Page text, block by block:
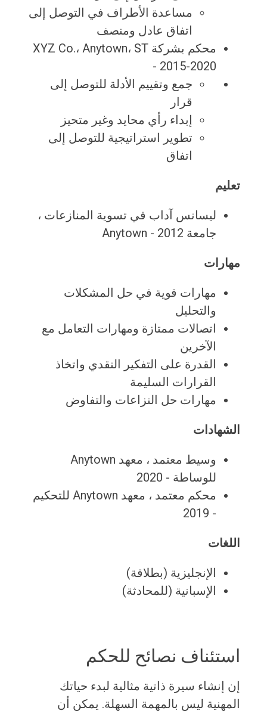
مساعدة الأطراف في التوصل إلى
اتفاق عادل ومنصف
محكم بشركة XYZ Co.، Anytown، ST
- 2015-2020
جمع وتقييم الأدلة للتوصل إلى
قرار
إبداء رأي محايد وغير متحيز
تطوير استراتيجية للتوصل إلى
اتفاق
تعليم
ليسانس آداب في تسوية المنازعات ،
جامعة Anytown - 2012
مهارات
مهارات قوية في حل المشكلات
والتحليل
اتصالات ممتازة ومهارات التعامل مع
الآخرين
القدرة على التفكير النقدي واتخاذ
القرارات السليمة
مهارات حل النزاعات والتفاوض
الشهادات
وسيط معتمد ، معهد Anytown
للوساطة - 2020
محكم معتمد ، معهد Anytown للتحكيم
- 2019
اللغات
الإنجليزية (بطلاقة)
الإسبانية (للمحادثة)
استئناف نصائح للحكم
إن إنشاء سيرة ذاتية مثالية لبدء حياتك
المهنية ليس بالمهمة السهلة. يمكن أن